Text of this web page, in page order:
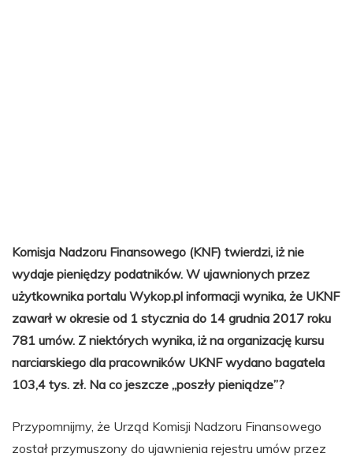
Komisja Nadzoru Finansowego (KNF) twierdzi, iż nie
wydaje pieniędzy podatników. W ujawnionych przez
użytkownika portalu Wykop.pl informacji wynika, że UKNF
zawarł w okresie od 1 stycznia do 14 grudnia 2017 roku
781 umów. Z niektórych wynika, iż na organizację kursu
narciarskiego dla pracowników UKNF wydano bagatela
103,4 tys. zł. Na co jeszcze „poszły pieniądze”?
Przypomnijmy, że Urząd Komisji Nadzoru Finansowego
został przymuszony do ujawnienia rejestru umów przez